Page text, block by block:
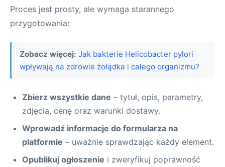
Proces jest prosty, ale wymaga starannego
przygotowania:
Zobacz więcej: Jak bakterie Helicobacter pylori
wpływają na zdrowie żołądka i całego organizmu?
Zbierz wszystkie dane – tytuł, opis, parametry,
zdjęcia, cenę oraz warunki dostawy.
Wprowadź informacje do formularza na
platformie – uważnie sprawdzając każdy element.
Opublikuj ogłoszenie i zweryfikuj poprawność